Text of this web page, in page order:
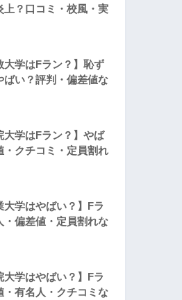
上？口コミ・校風・実
大学はFラン？】恥ず
ばい？評判・偏差値な
大学はFラン？】やば
・クチコミ・定員割れ
大学はやばい？】Fラ
・偏差値・定員割れな
大学はやばい？】Fラ
・有名人・クチコミな